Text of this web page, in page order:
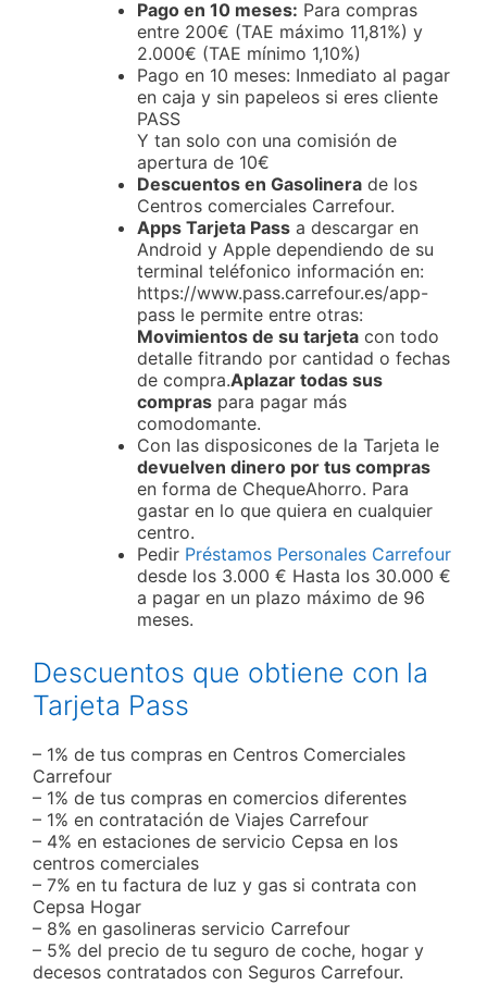
Pago en 10 meses: Para compras
entre 200€ (TAE máximo 11,81%) y
2.000€ (TAE mínimo 1,10%)
Pago en 10 meses: Inmediato al pagar
en caja y sin papeleos si eres cliente
PASS
Y tan solo con una comisión de
apertura de 10€
Descuentos en Gasolinera de los
Centros comerciales Carrefour.
Apps Tarjeta Pass a descargar en
Android y Apple dependiendo de su
terminal teléfonico información en:
https://www.pass.carrefour.es/app-
pass le permite entre otras:
Movimientos de su tarjeta con todo
detalle fitrando por cantidad o fechas
de compra.Aplazar todas sus
compras para pagar más
comodomante.
Con las disposicones de la Tarjeta le
devuelven dinero por tus compras
en forma de ChequeAhorro. Para
gastar en lo que quiera en cualquier
centro.
Pedir Préstamos Personales Carrefour
desde los 3.000 € Hasta los 30.000 €
a pagar en un plazo máximo de 96
meses.
Descuentos que obtiene con la
Tarjeta Pass
– 1% de tus compras en Centros Comerciales
Carrefour
– 1% de tus compras en comercios diferentes
– 1% en contratación de Viajes Carrefour
– 4% en estaciones de servicio Cepsa en los
centros comerciales
– 7% en tu factura de luz y gas si contrata con
Cepsa Hogar
– 8% en gasolineras servicio Carrefour
– 5% del precio de tu seguro de coche, hogar y
decesos contratados con Seguros Carrefour.